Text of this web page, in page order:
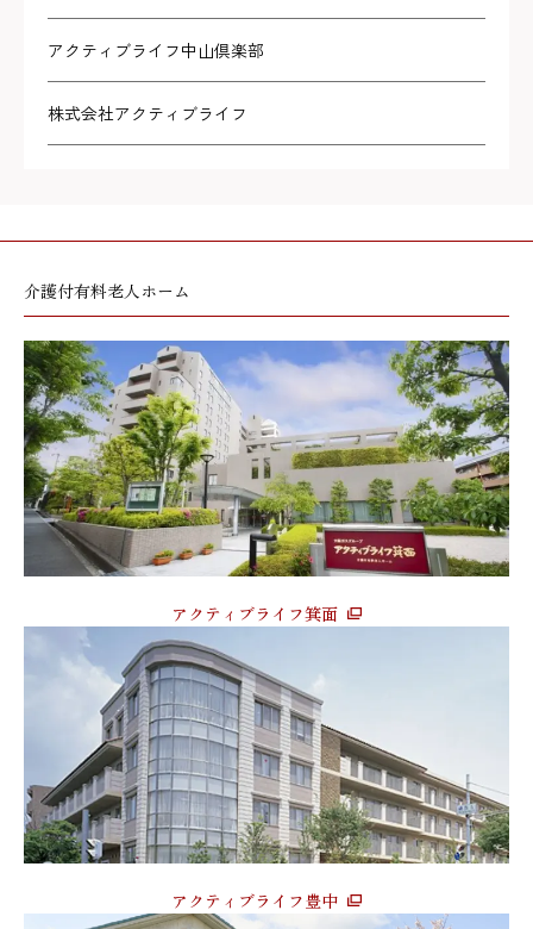
アクティブライフ中山倶楽部
株式会社アクティブライフ
介護付有料老人ホーム
アクティブライフ箕面
アクティブライフ豊中